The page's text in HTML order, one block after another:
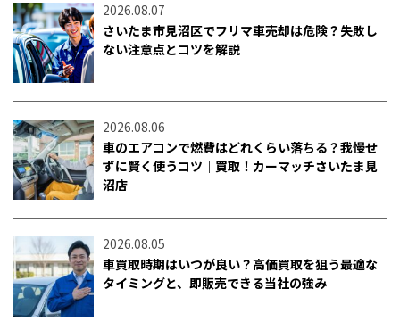
2026.08.07
さいたま市見沼区でフリマ車売却は危険？失敗し
ない注意点とコツを解説
2026.08.06
車のエアコンで燃費はどれくらい落ちる？我慢せ
ずに賢く使うコツ｜買取！カーマッチさいたま見
沼店
2026.08.05
車買取時期はいつが良い？高価買取を狙う最適な
タイミングと、即販売できる当社の強み